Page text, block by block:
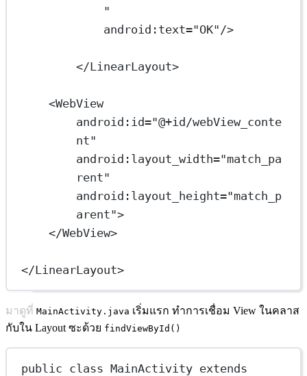
"
android:text="OK"/>
</LinearLayout>
<WebView
android:id="@+id/webView_conte
nt"
android:layout_width="match_pa
rent"
android:layout_height="match_p
arent">
</WebView>
</LinearLayout>
มาดูที่ MainActivity.java เริ่มแรก ทำการเชื่อม View ในคลาส
กับใน Layout ซะด้วย findViewById()
public class MainActivity extends